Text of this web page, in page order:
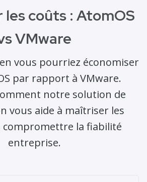
les coûts : AtomOS
VMware
vous pourriez économiser
par rapport à VMware.
notre solution de
vous aide à maîtriser les
compromettre la fiabilité
entreprise.